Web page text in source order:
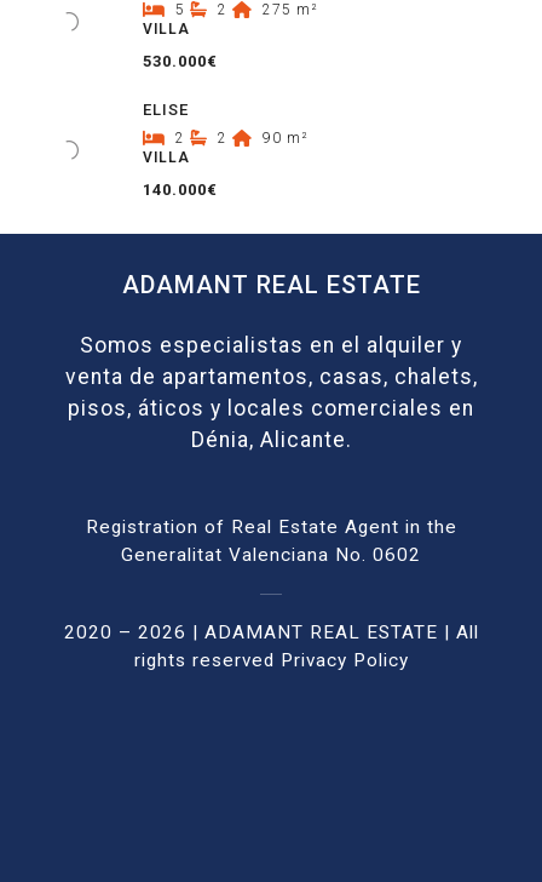
5 2 275 m²
VILLA
530.000€
ELISE
2 2 90 m²
VILLA
140.000€
ADAMANT REAL ESTATE
Somos especialistas en el alquiler y
venta de apartamentos, casas, chalets,
pisos, áticos y locales comerciales en
Dénia, Alicante.
Registration of Real Estate Agent in the
Generalitat Valenciana No. 0602
2020 – 2026 | ADAMANT REAL ESTATE | All
rights reserved Privacy Policy